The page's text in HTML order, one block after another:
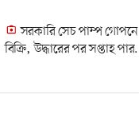
সরকারি সেচ পাম্প গোপনে
বিক্রি, উদ্ধারের পর সপ্তাহ পার